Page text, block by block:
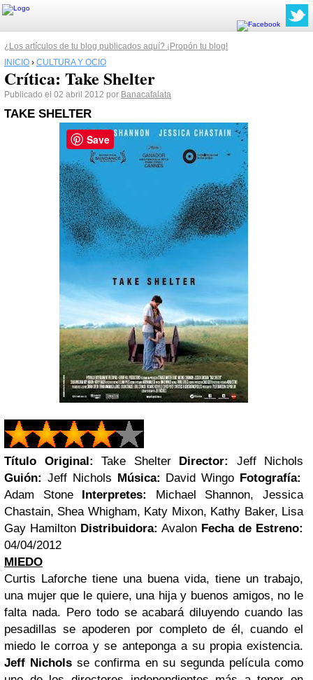
¿Los artículos de tu blog publicados aquí? ¡Propón tu blog!
INICIO › CULTURA Y OCIO
Crítica: Take Shelter
Publicado el 02 abril 2012 por Banacafalata
TAKE SHELTER
Título Original: Take Shelter Director: Jeff Nichols
Guión: Jeff Nichols Música: David Wingo Fotografía:
Adam Stone Interpretes: Michael Shannon, Jessica
Chastain, Shea Whigham, Katy Mixon, Kathy Baker, Lisa
Gay Hamilton Distribuidora: Avalon Fecha de Estreno:
04/04/2012
MIEDO
Curtis Laforche tiene una buena vida, tiene un trabajo,
una mujer que le quiere, una hija y buenos amigos, no le
falta nada. Pero todo se acabará diluyendo cuando las
pesadillas se apoderen por completo de él, cuando el
miedo le corroa y se anteponga a su propia existencia.
Jeff Nichols se confirma en su segunda película como
Save